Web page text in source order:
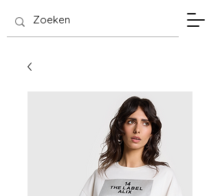
SIS Hasselt